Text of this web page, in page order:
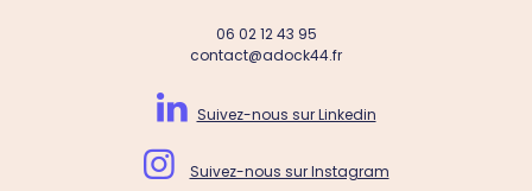
06 02 12 43 95
contact@adock44.fr
 Suivez-nous sur Linkedin
 Suivez-nous sur Instagram